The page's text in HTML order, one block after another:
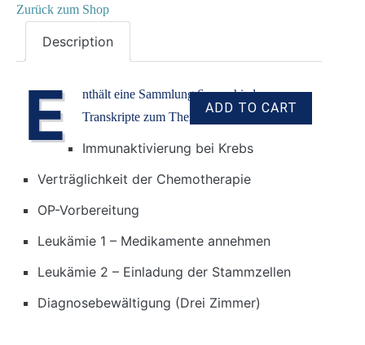
Zurück zum Shop
Description
E
nthält eine Sammlung 6 verschiedener
Transkripte zum Thema „Tumor“:
Immunaktivierung bei Krebs
Verträglichkeit der Chemotherapie
OP-Vorbereitung
Leukämie 1 – Medikamente annehmen
Leukämie 2 – Einladung der Stammzellen
Diagnosebewältigung (Drei Zimmer)